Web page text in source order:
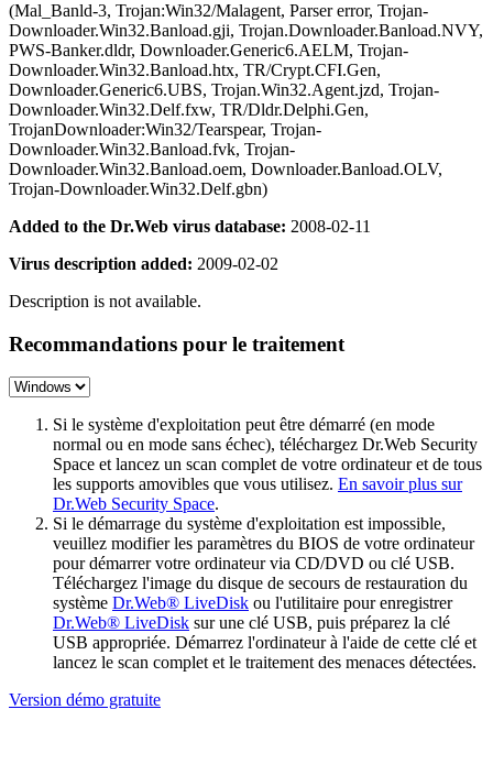
(Mal_Banld-3, Trojan:Win32/Malagent, Parser error, Trojan-
Downloader.Win32.Banload.gji, Trojan.Downloader.Banload.NVY,
PWS-Banker.dldr, Downloader.Generic6.AELM, Trojan-
Downloader.Win32.Banload.htx, TR/Crypt.CFI.Gen,
Downloader.Generic6.UBS, Trojan.Win32.Agent.jzd, Trojan-
Downloader.Win32.Delf.fxw, TR/Dldr.Delphi.Gen,
TrojanDownloader:Win32/Tearspear, Trojan-
Downloader.Win32.Banload.fvk, Trojan-
Downloader.Win32.Banload.oem, Downloader.Banload.OLV,
Trojan-Downloader.Win32.Delf.gbn)
Added to the Dr.Web virus database: 2008-02-11
Virus description added: 2009-02-02
Description is not available.
Recommandations pour le traitement
Si le système d'exploitation peut être démarré (en mode
normal ou en mode sans échec), téléchargez Dr.Web Security
Space et lancez un scan complet de votre ordinateur et de tous
les supports amovibles que vous utilisez. En savoir plus sur
Dr.Web Security Space.
Si le démarrage du système d'exploitation est impossible,
veuillez modifier les paramètres du BIOS de votre ordinateur
pour démarrer votre ordinateur via CD/DVD ou clé USB.
Téléchargez l'image du disque de secours de restauration du
système Dr.Web® LiveDisk ou l'utilitaire pour enregistrer
Dr.Web® LiveDisk sur une clé USB, puis préparez la clé
USB appropriée. Démarrez l'ordinateur à l'aide de cette clé et
lancez le scan complet et le traitement des menaces détectées.
Version démo gratuite